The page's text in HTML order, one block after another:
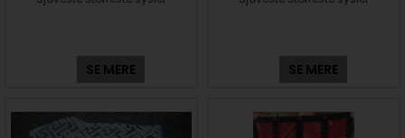
SE MERE SE MERE